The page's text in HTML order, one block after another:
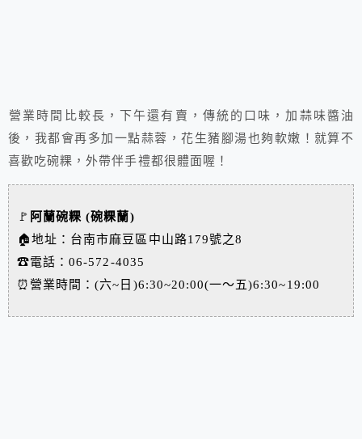
營業時間比較長，下午還有賣，傳統的口味，加蒜味醬油
後，我都會再多加一點蒜蓉，花生豬腳湯也夠軟嫩！就算不
喜歡吃碗粿，外帶伴手禮都很體面喔！
🚩 阿蘭碗粿 (碗粿蘭)
🏠地址：台南市麻豆區中山路179號之8
☎電話：06-572-4035
⏰營業時間：(六~日)6:30~20:00(一～五)6:30~19:00